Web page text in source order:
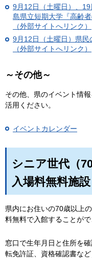
9月12日（土曜日）、
島県立短期大学『高齢
（外部サイトへリンク）
9月12日（土曜日）県民
（外部サイトへリンク）
～その他～
その他、県のイベント情
活用ください。
イベントカレンダー
シニア世代（
入場料無料施設
県内にお住いの70歳以上
料無料で入館することがで
窓口で生年月日と住所を
転免許証、資格確認書など